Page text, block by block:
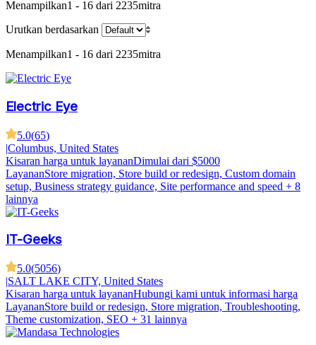
Menampilkan1 - 16 dari 2235mitra
Urutkan berdasarkan
Menampilkan1 - 16 dari 2235mitra
Electric Eye
5.0(65)
|Columbus, United States
Kisaran harga untuk layananDimulai dari $5000
LayananStore migration, Store build or redesign, Custom domain
setup, Business strategy guidance, Site performance and speed + 8
lainnya
IT-Geeks
5.0(5056)
|SALT LAKE CITY, United States
Kisaran harga untuk layananHubungi kami untuk informasi harga
LayananStore build or redesign, Store migration, Troubleshooting,
Theme customization, SEO + 31 lainnya